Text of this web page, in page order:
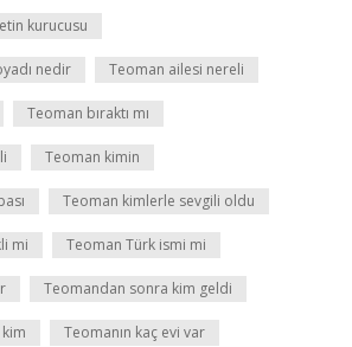
kurucusu
nedir Teoman ailesi nereli
Teoman bıraktı mı
Teoman kimin
Teoman kimlerle sevgili oldu
mi Teoman Türk ismi mi
Teomandan sonra kim geldi
Teomanın kaç evi var